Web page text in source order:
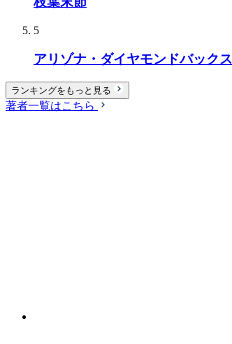
5
アリゾナ・ダイヤモンドバックス
ランキングをもっと見る
著者一覧はこちら